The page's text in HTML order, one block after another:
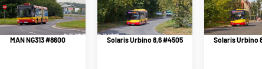
MAN NG313 #8600 Solaris Urbino 8,6 #4505 Solaris Urbino